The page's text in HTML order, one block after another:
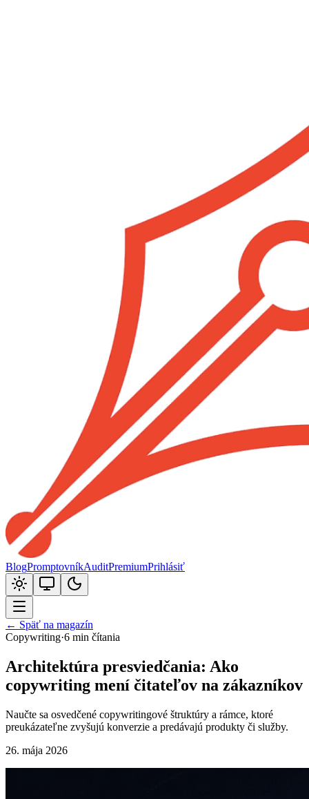
BlogPromptovníkAuditPremiumPrihlásiť
← Späť na magazín
Copywriting·6 min čítania
Architektúra presviedčania: Ako
copywriting mení čitateľov na zákazníkov
Naučte sa osvedčené copywritingové štruktúry a rámce, ktoré
preukázateľne zvyšujú konverzie a predávajú produkty či služby.
26. mája 2026